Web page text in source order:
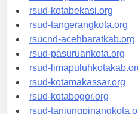
rsud-tangerangkab.org
rsud-kotabekasi.org
rsud-tangerangkota.org
rsucnd-acehbaratkab.org
rsud-pasuruankota.org
rsud-limapuluhkotakab.org
rsud-kotamakassar.org
rsud-kotabogor.org